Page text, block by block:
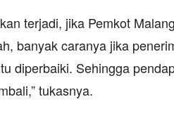
terjadi, jika Pemkot
banyak caranya jika
diperbaiki. Sehingga
tukasnya.